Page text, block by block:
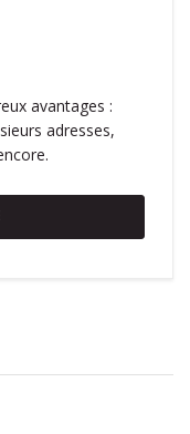
avantages :
adresses,